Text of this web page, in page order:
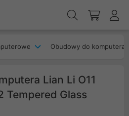
Obudowy do komputera
Lian Li O11
Tempered Glass